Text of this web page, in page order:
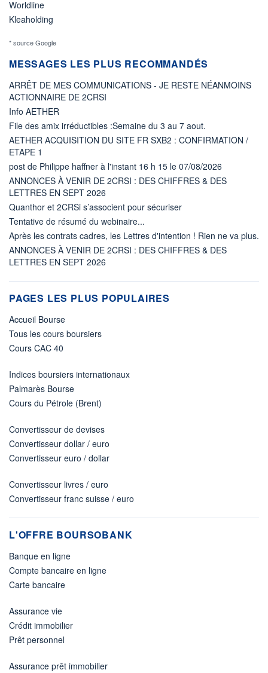
Worldline
Kleaholding
* source Google
MESSAGES LES PLUS RECOMMANDÉS
ARRÊT DE MES COMMUNICATIONS - JE RESTE NÉANMOINS
ACTIONNAIRE DE 2CRSI
Info AETHER
File des amix irréductibles :Semaine du 3 au 7 aout.
AETHER ACQUISITION DU SITE FR SXB2 : CONFIRMATION /
ETAPE 1
post de Philippe haffner à l'instant 16 h 15 le 07/08/2026
ANNONCES À VENIR DE 2CRSI : DES CHIFFRES & DES
LETTRES EN SEPT 2026
Quanthor et 2CRSi s’associent pour sécuriser
Tentative de résumé du webinaire...
Après les contrats cadres, les Lettres d'intention ! Rien ne va plus.
ANNONCES À VENIR DE 2CRSI : DES CHIFFRES & DES
LETTRES EN SEPT 2026
PAGES LES PLUS POPULAIRES
Accueil Bourse
Tous les cours boursiers
Cours CAC 40
Indices boursiers internationaux
Palmarès Bourse
Cours du Pétrole (Brent)
Convertisseur de devises
Convertisseur dollar / euro
Convertisseur euro / dollar
Convertisseur livres / euro
Convertisseur franc suisse / euro
L'OFFRE BOURSOBANK
Banque en ligne
Compte bancaire en ligne
Carte bancaire
Assurance vie
Crédit immobilier
Prêt personnel
Assurance prêt immobilier